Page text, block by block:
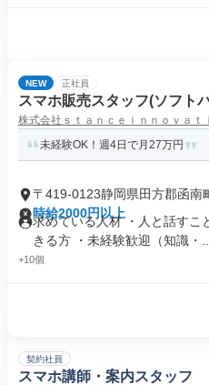
NEW 正社員
スマホ販売スタッフ(ソフト
株式会社ｓｔａｎｃｅｉｎｎｏｖａｔ
未経験OK！週4日で月27万円
〒419-0123静岡県田方郡函南
時給2000円以上
求めている人材 ・人と話すこ
きる方 ・未経験歓迎（知識・...
+10個
契約社員
スマホ講師・案内スタッフ